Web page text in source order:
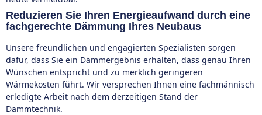
Reduzieren Sie Ihren Energieaufwand durch eine
fachgerechte Dämmung Ihres Neubaus
Unsere freundlichen und engagierten Spezialisten sorgen
dafür, dass Sie ein Dämmergebnis erhalten, dass genau Ihren
Wünschen entspricht und zu merklich geringeren
Wärmekosten führt. Wir versprechen Ihnen eine fachmännisch
erledigte Arbeit nach dem derzeitigen Stand der
Dämmtechnik.